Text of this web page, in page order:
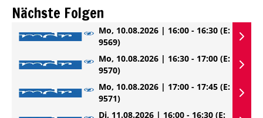
Nächste Folgen
Mo, 10.08.2026 | 16:00 - 16:30 (E:
9569)
Mo, 10.08.2026 | 16:30 - 17:00 (E:
9570)
Mo, 10.08.2026 | 17:00 - 17:45 (E:
9571)
Di, 11.08.2026 | 16:00 - 16:30 (E: